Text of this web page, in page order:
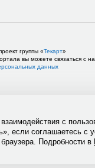
группы «Текарт»
вы можете связаться с
данных
с
если соглашаетесь с
Подробности в